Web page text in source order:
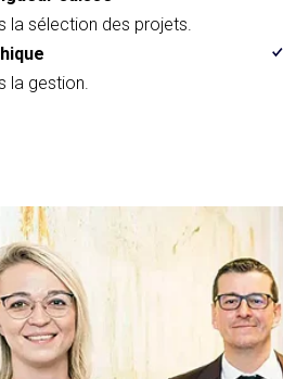
la sélection des projets.
la gestion.